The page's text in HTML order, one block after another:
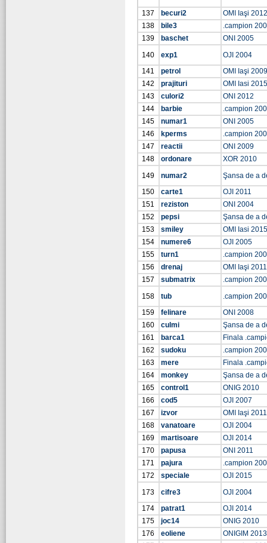
137
becuri2
OMI Iaşi 2012
138
bile3
.campion
139
baschet
ONI 2005
140
exp1
OJI 2004
141
petrol
OMI Iaşi 2009
142
prajituri
OMI Iasi 2015
143
culori2
ONI 2012
144
barbie
.campion
145
numar1
ONI 2005
146
kperms
.campion
147
reactii
ONI 2009
148
ordonare
XOR 2010
149
numar2
Şansa de a
150
carte1
OJI 2011
151
reziston
ONI 2004
152
pepsi
Şansa de a
153
smiley
OMI Iasi 2015
154
numere6
OJI 2005
155
turn1
.campion
156
drenaj
OMI Iaşi 2011
157
submatrix
.campion
158
tub
.campion
159
felinare
ONI 2008
160
culmi
Şansa de a
161
barca1
Finala
162
sudoku
.campion
163
mere
Finala
164
monkey
Şansa de a
165
control1
ONIG 2010
166
cod5
OJI 2007
167
izvor
OMI Iaşi 2011
168
vanatoare
OJI 2004
169
martisoare
OJI 2014
170
papusa
ONI 2011
171
pajura
.campion
172
speciale
OJI 2015
173
cifre3
OJI 2004
174
patrat1
OJI 2014
175
joc14
ONIG 2010
176
eoliene
ONIGIM 2013